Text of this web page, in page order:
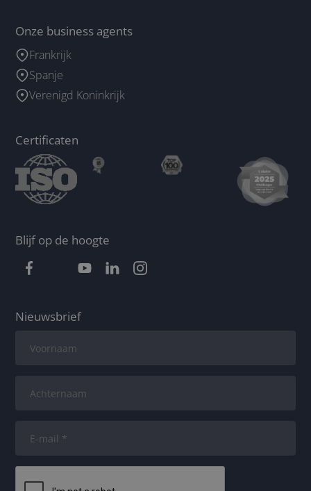
Onze business agents
Frankrijk
Spanje
Verenigd Koninkrijk
Certificaten
Blijf op de hoogte
Nieuwsbrief